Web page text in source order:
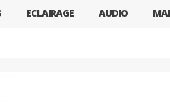
ECLAIRAGE AUDIO